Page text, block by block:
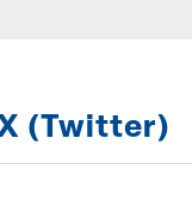
(Twitter)